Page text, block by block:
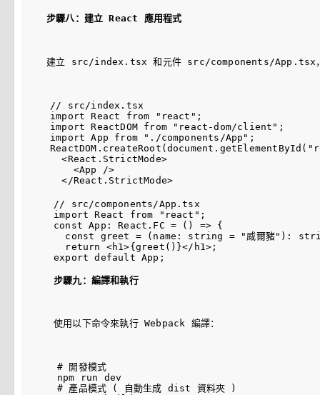
步驟八：建立 React 應用程式
建立 src/index.tsx 和元件 src/components/App.tsx
// src/index.tsx
import React from "react";
import ReactDOM from "react-dom/client";
import App from "./components/App";
  <React.StrictMode>
    <App />
// src/components/App.tsx
import React from "react";
const App: React.FC = () => {
const greet = (name: string = "威爾豬"):
  return <h1>{greet()}</h1>;
步驟九：編譯和執行
使用以下命令來執行 Webpack 編譯：
# 開發模式
npm run dev
# 產品模式 ( 自動生成 dist 資料夾 )